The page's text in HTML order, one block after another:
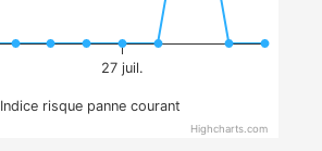
27 juil.
Indice risque panne courant
Highcharts.com